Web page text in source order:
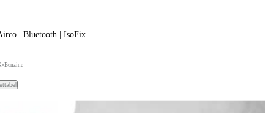
| Bluetooth | IsoFix |
Benzine